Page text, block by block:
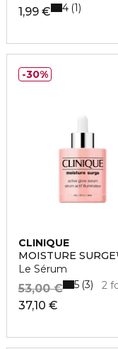
1,99 € 4 1
CLINIQUE
MOISTURE
Le Sérum
37,10 €
53,00 € 2
5 3
30%